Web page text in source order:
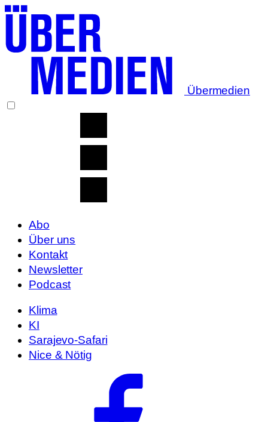
Übermedien
Abo
Über uns
Kontakt
Newsletter
Podcast
Klima
KI
Sarajevo-Safari
Nice & Nötig